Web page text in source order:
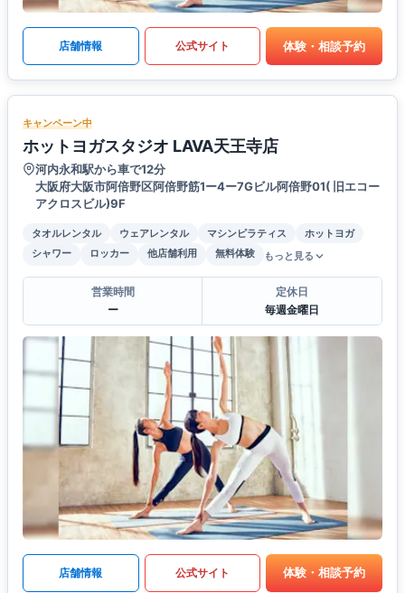
店舗情報 公式サイト 体験・相談予約
キャンペーン中
ホットヨガスタジオ LAVA天王寺店
河内永和駅から車で12分
大阪府大阪市阿倍野区阿倍野筋1ー4ー7Gビル阿倍野01( 旧エコー
アクロスビル)9F
タオルレンタル ウェアレンタル マシンピラティス
ホットヨガ
シャワー
ロッカー 他店舗利用 無料体験 もっと見る
営業時間
ー
定休日
毎週金曜日
店舗情報 公式サイト 体験・相談予約